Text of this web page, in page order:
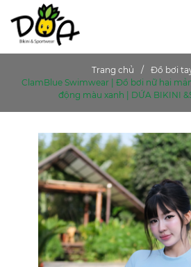
Trang chủ
Đồ bơi
ClamBlue Swimwear | Đồ bơi nữ hai
động màu xanh | DỨA BIKINI